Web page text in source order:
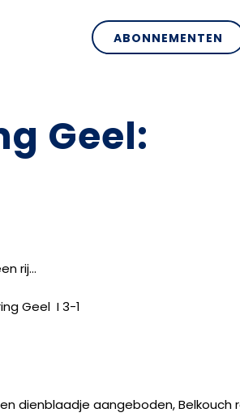
ABONNEMENTEN
Geel:
rij…
Geel I 3-1
dienblaadje aangeboden, Belkouch